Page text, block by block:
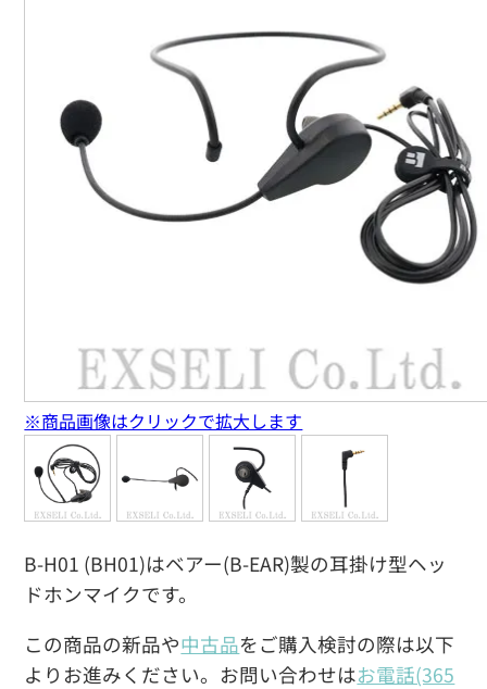
B-H01 (BH01)はベアー(B-EAR)製の耳掛け型ヘッ
ドホンマイクです。
この商品の新品や中古品をご購入検討の際は以下
よりお進みください。お問い合わせはお電話(365
※商品画像はクリックで拡大します